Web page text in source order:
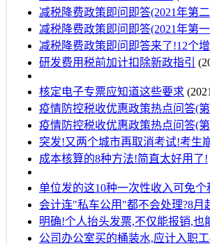
减税降费政策即问即答(2021年第
减税降费政策即问即答(2021年第
减税降费政策即问即答来了!12个
研发费用税前加计扣除新政指引
核定电子专票应知道这些要求
疫情防控税收优惠政策热点问答(
疫情防控税收优惠政策热点问答(
突发!又两个城市再取消考试!考生
成本核算的8种方法!简直太好用了!
单位发的这10种一次性收入可免
会计连"私车公用"都不会处理?8月
明确!个人抬头发票,不仅能报销,也
公司办公室买的桶装水,应计入职